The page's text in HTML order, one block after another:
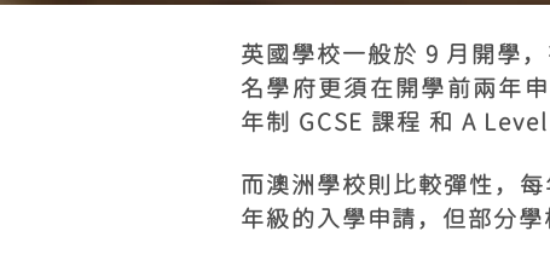
英國學校一般於 9 月開學
名學府更須在開學前兩年
年制 GCSE 課程 和 A
而澳洲學校則比較彈性，
年級的入學申請，但部分